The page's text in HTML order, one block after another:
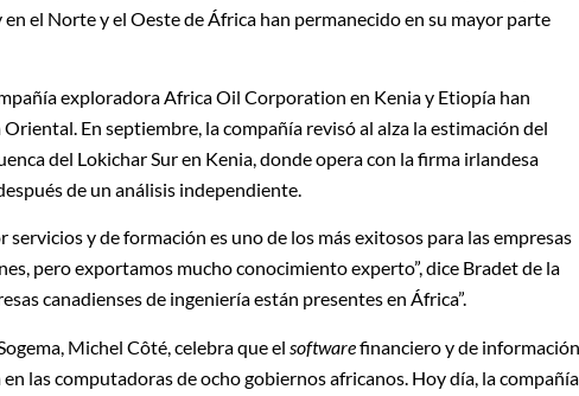
el Norte y el Oeste de África han permanecido en su mayor parte
exploradora Africa Oil Corporation en Kenia y Etiopía han
En septiembre, la compañía revisó al alza la estimación del
del Lokichar Sur en Kenia, donde opera con la firma irlandesa
de un análisis independiente.
y de formación es uno de los más exitosos para las empresas
pero exportamos mucho conocimiento experto”, dice Bradet de la
canadienses de ingeniería están presentes en África”.
Michel Côté, celebra que el softwarefinanciero y de información
en las computadoras de ocho gobiernos africanos. Hoy día, la compañía